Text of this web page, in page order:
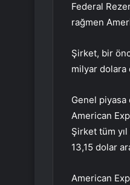
Federal
rağmen
Şirket, bir
milyar dolara
Genel
American
Şirket tüm
13,15 dolar
American